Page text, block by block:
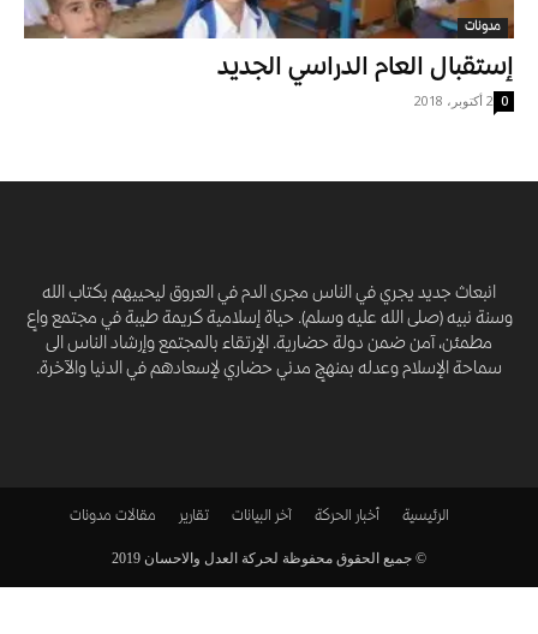
مدونات
إستقبال العام الدراسي الجديد
2 أكتوبر، 2018 0
انبعاث جديد يجري في الناس مجرى الدم في العروق ليحييهم بكتاب الله
وسنة نبيه (صلى الله عليه وسلم). حياة إسلامية كريمة طيبة في مجتمع واعٍ
مطمئن، آمن ضمن دولة حضارية. الإرتقاء بالمجتمع وإرشاد الناس الى
سماحة الإسلام وعدله بمنهجٍ مدني حضاري لإسعادهم في الدنيا والآخرة.
الرئيسية أخبار الحركة آخر البيانات تقارير مقالات مدونات
© جميع الحقوق محفوظة لحركة العدل والاحسان 2019